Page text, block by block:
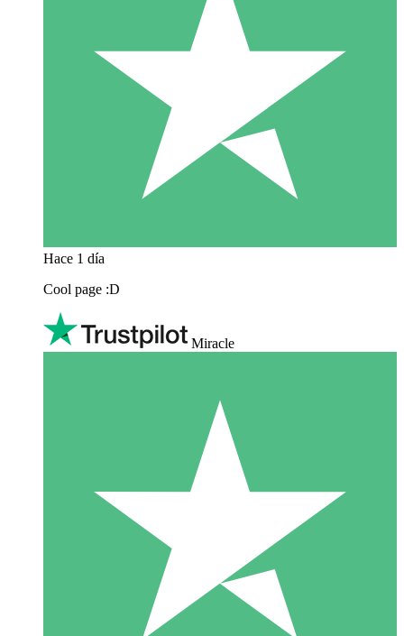
Hace 1 día
Cool page :D
Miracle